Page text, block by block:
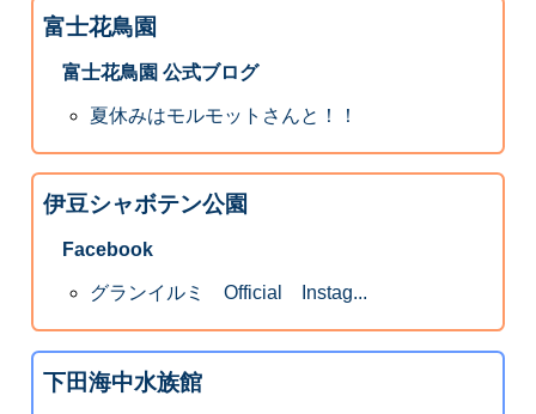
富士花鳥園
富士花鳥園 公式ブログ
夏休みはモルモットさんと！！
伊豆シャボテン公園
Facebook
グランイルミ Official Instag...
下田海中水族館